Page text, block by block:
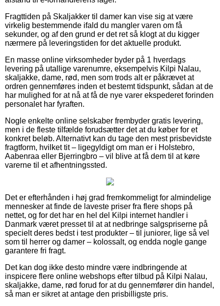
Fragttiden på Skaljakker til damer kan vise sig at være
virkelig bestemmende ifald du mangler varen om få
sekunder, og af den grund er det ret så klogt at du kigger
nærmere på leveringstiden for det aktuelle produkt.
En masse online virksomheder byder på 1 hverdags
levering på utallige varenumre, eksempelvis Kilpi Nalau,
skaljakke, dame, rød, men som trods alt er påkrævet at
ordren gennemføres inden et bestemt tidspunkt, sådan at de
har mulighed for at nå at få de nye varer ekspederet forinden
personalet har fyraften.
Nogle enkelte online selskaber frembyder gratis levering,
men i de fleste tilfælde forudsætter det at du køber for et
konkret beløb. Alternativt kan du tage den mest prisbevidste
fragtform, hvilket tit – ligegyldigt om man er i Holstebro,
Aabenraa eller Bjerringbro – vil blive at få dem til at køre
varerne til et afhentningssted.
Det er efterhånden i høj grad fremkommeligt for almindelige
mennesker at finde de laveste priser fra flere shops på
nettet, og for det har en hel del Kilpi internet handler i
Danmark været presset til at at nedbringe salgspriserne på
specielt deres bedst i test produkter – til juniorer, lige så vel
som til herrer og damer – kolossalt, og endda nogle gange
garantere fri fragt.
Det kan dog ikke desto mindre være indbringende at
inspicere flere online webshops efter tilbud på Kilpi Nalau,
skaljakke, dame, rød forud for at du gennemfører din handel,
så man er sikret at antage den prisbilligste pris.